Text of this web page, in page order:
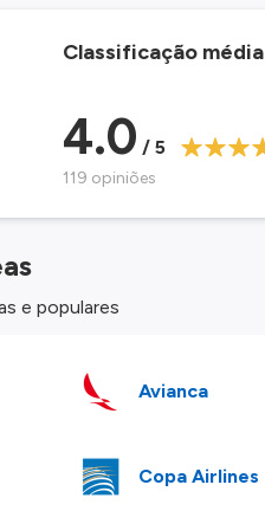
Classificação média
4.0 / 5
119 opiniões
e populares
Avianca
Copa Airlines